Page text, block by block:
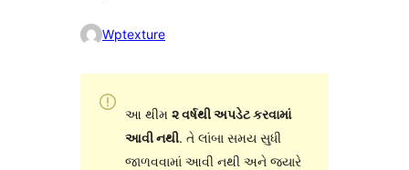
Wptexture
આ થીમ ૨ વર્ષથી અપડેટ કરવામાં
આવી નથી. તે લાંબા સમય સુધી
જાળવવામાં આવી નથી અને જ્યારે